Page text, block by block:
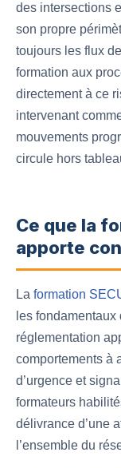
des intersections
son propre
toujours les flux
formation aux
directement à ce
intervenant
mouvements
circule hors
Ce que la
apporte
La formation
les
réglementation
comportements à
d’urgence et
formateurs
délivrance d’une
l’ensemble du